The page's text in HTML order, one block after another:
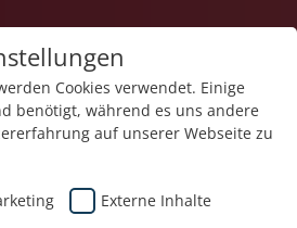
Pflege
Cookies verwendet. Einige
benötigt, während es uns andere
auf unserer Webseite zu
Externe Inhalte